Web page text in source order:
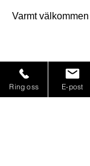
​Varmt
Boka tid
Ring oss E-post